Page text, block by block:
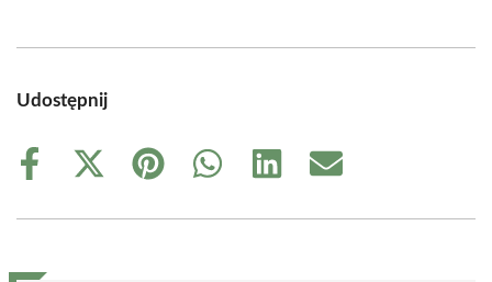
Udostępnij
Share
Share
(Twitter)
Share
Share
Share
Share